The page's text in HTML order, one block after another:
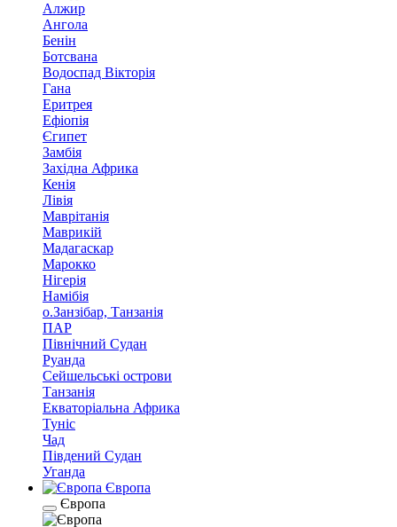
Алжир
Ангола
Бенін
Ботсвана
Водоспад Вікторія
Гана
Еритрея
Ефіопія
Єгипет
Замбія
Західна Африка
Кенія
Лівія
Маврітанія
Маврикій
Мадагаскар
Марокко
Нігерія
Намібія
о.Занзібар, Танзанія
ПАР
Північний Судан
Руанда
Сейшельські острови
Танзанія
Екваторіальна Африка
Туніс
Чад
Південий Судан
Уганда
Європа
Європа